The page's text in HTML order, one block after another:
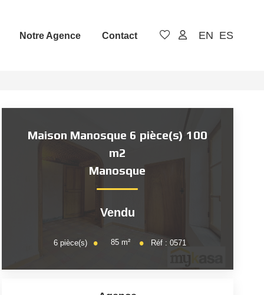
Notre Agence Contact EN ES
Maison Manosque 6 pièce(s) 100
m2
Manosque
Vendu
6 pièce(s) 85 m² Réf : 0571